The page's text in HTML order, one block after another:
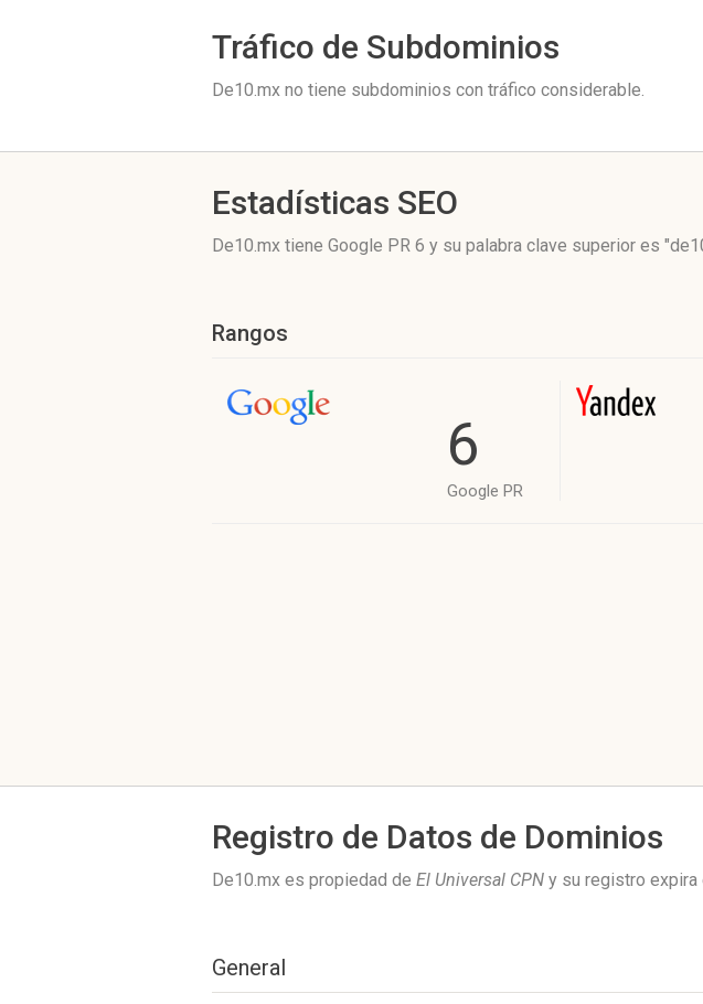
Tráfico de Subdominios
De10.mx no tiene subdominios con tráfico considerable.
Estadísticas SEO
De10.mx tiene Google PR 6 y su palabra clave superior es
Rangos
6
Google PR
Registro de Datos de Dominios
De10.mx es propiedad de El Universal CPN y su registro expira
General